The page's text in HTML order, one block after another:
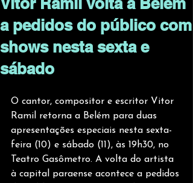
a pedidos do público com
shows nesta sexta e
sábado
O cantor, compositor e escritor Vitor
Ramil retorna a Belém para duas
apresentações especiais nesta sexta-
feira (10) e sábado (11), às 19h30, no
Teatro Gasômetro. A volta do artista
à capital paraense acontece a pedidos